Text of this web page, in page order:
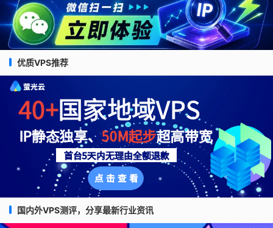
优质VPS推荐
国内外VPS测评，分享最新行业资讯